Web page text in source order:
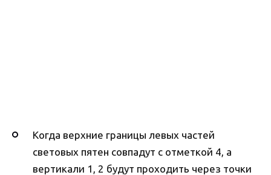
Когда верхние границы левых частей
световых пятен совпадут с отметкой 4, а
вертикали 1, 2 будут проходить через точки